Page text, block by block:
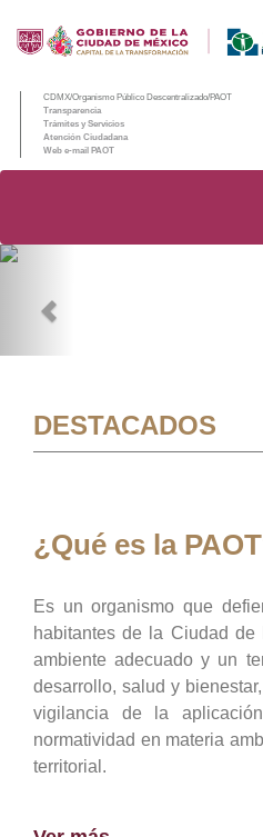
CDMX/Organismo Público Descentralizado/PAOT
Transparencia
Trámites y Servicios
Atención Ciudadana
Web e-mail PAOT
DESTACADOS
¿Qué es la
Es un organismo que
habitantes de la Ciudad
ambiente adecuado y un
desarrollo, salud y
vigilancia de la
normatividad en materia
territorial.